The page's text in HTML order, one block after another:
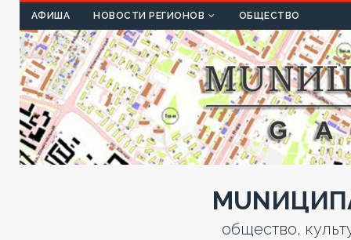
АФИША НОВОСТИ РЕГИОНОВ ОБЩЕСТВО
общество,